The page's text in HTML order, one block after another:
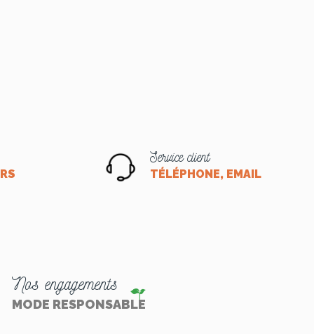
Service client
TÉLÉPHONE, EMAIL OU
Nos engagements
MODE RESPONSABLE